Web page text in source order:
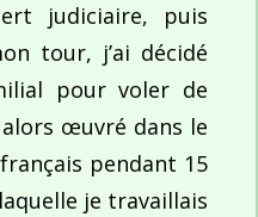
judiciaire, puis
tour, j’ai décidé
pour voler de
alors œuvré dans le
pendant 15
je travaillais